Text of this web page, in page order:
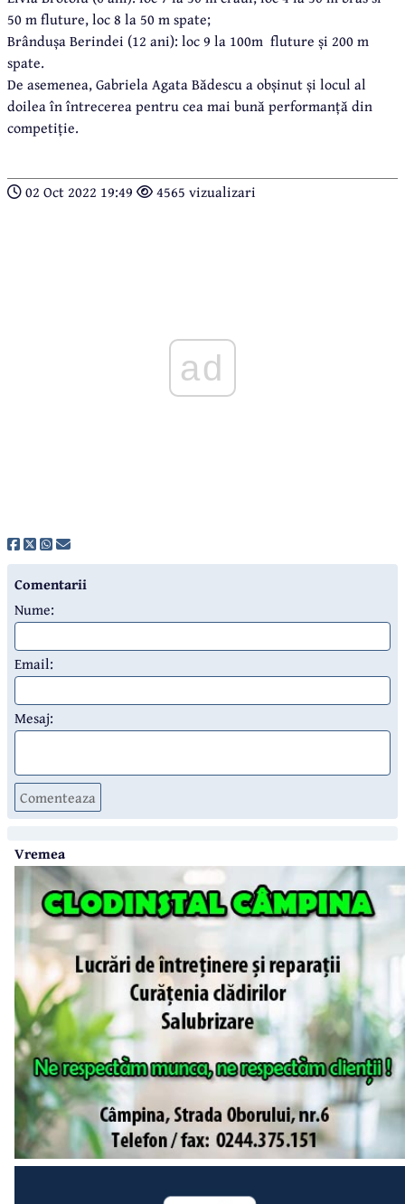
50 m fluture, loc 8 la 50 m spate;
Brândușa Berindei (12 ani): loc 9 la 100m fluture și 200 m
spate.
De asemenea, Gabriela Agata Bădescu a obșinut și locul al
doilea în întrecerea pentru cea mai bună performanță din
competiție.
02 Oct 2022 19:49 4565 vizualizari
ad
Comentarii
Nume:
Email:
Mesaj:
Comenteaza
Vremea